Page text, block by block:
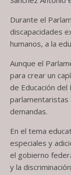
Durante el
discapacidades
humanos, a la
Aunque el
para crear un
de Educación
parlamentaristas
demandas.
En el tema
especiales y
el gobierno
y la